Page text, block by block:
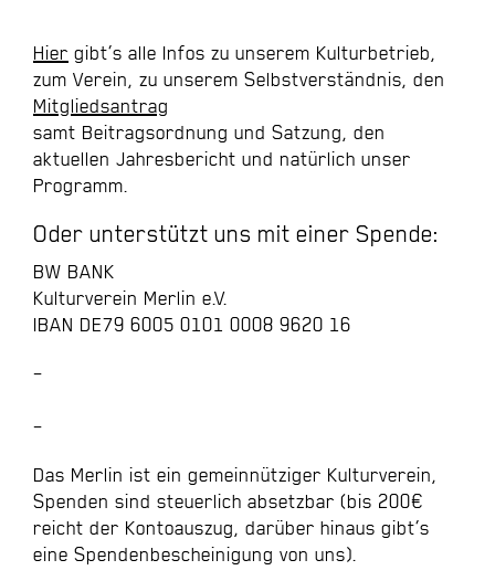
Hier gibt’s alle Infos zu unserem Kulturbetrieb,
zum Verein, zu unserem Selbstverständnis, den
Mitgliedsantrag
samt Beitragsordnung und Satzung, den
aktuellen Jahresbericht und natürlich unser
Programm.
Oder unterstützt uns mit einer Spende:
BW BANK
Kulturverein Merlin e.V.
IBAN DE79 6005 0101 0008 9620 16
–
–
Das Merlin ist ein gemeinnütziger Kulturverein,
Spenden sind steuerlich absetzbar (bis 200€
reicht der Kontoauszug, darüber hinaus gibt’s
eine Spendenbescheinigung von uns).